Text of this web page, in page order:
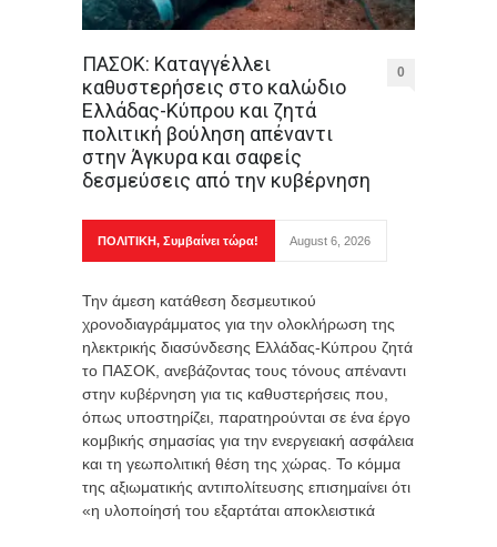
ΠΑΣΟΚ: Καταγγέλλει
καθυστερήσεις στο καλώδιο
Ελλάδας-Κύπρου και ζητά
πολιτική βούληση απέναντι
στην Άγκυρα και σαφείς
δεσμεύσεις από την κυβέρνηση
0
ΠΟΛΙΤΙΚΗ, Συμβαίνει τώρα! August 6, 2026
Την άμεση κατάθεση δεσμευτικού
χρονοδιαγράμματος για την ολοκλήρωση της
ηλεκτρικής διασύνδεσης Ελλάδας-Κύπρου ζητά
το ΠΑΣΟΚ, ανεβάζοντας τους τόνους απέναντι
στην κυβέρνηση για τις καθυστερήσεις που,
όπως υποστηρίζει, παρατηρούνται σε ένα έργο
κομβικής σημασίας για την ενεργειακή ασφάλεια
και τη γεωπολιτική θέση της χώρας. Το κόμμα
της αξιωματικής αντιπολίτευσης επισημαίνει ότι
«η υλοποίησή του εξαρτάται αποκλειστικά